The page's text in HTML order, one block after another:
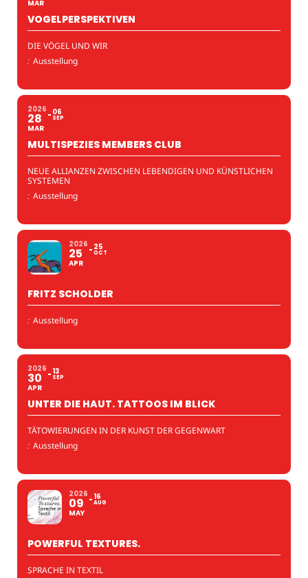
MAR
VOGELPERSPEKTIVEN
DIE VÖGEL UND WIR
: Ausstellung
2026
28
MAR
06
SEP
MULTISPEZIES MEMBERS CLUB
NEUE ALLIANZEN ZWISCHEN LEBENDIGEN UND KÜNSTLICHEN
SYSTEMEN
: Ausstellung
2026
25
APR
25
OCT
FRITZ SCHOLDER
: Ausstellung
2026
30
APR
13
SEP
UNTER DIE HAUT. TATTOOS IM BLICK
TÄTOWIERUNGEN IN DER KUNST DER GEGENWART
: Ausstellung
2026
09
MAY
16
AUG
POWERFUL TEXTURES.
SPRACHE IN TEXTIL